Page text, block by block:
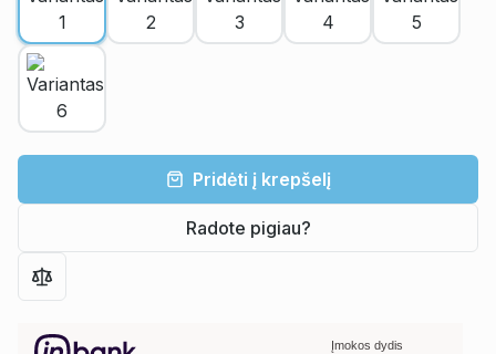
Pridėti į krepšelį
Radote pigiau?
Įmokos dydis